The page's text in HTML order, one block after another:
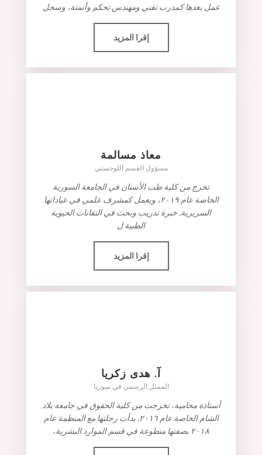
عمل بعدها كمدرب تقني ومهندس تحكم وأتمتة، وسجل
إقرا المزيد
معاذ مسالمة
مسؤول القسم اللوجستي
تخرج من كلية طب الأسنان في الجامعة السورية
الخاصة عام ٢٠١٩، ويعمل كمشرف علمي في عياداتها
السريرية. خبرة تدريب وبحث في التقانات الحيوية
الطبية ل
إقرا المزيد
آ. هدى زكريا
الممثل الرسمي في سوريا
أستاذة محامية، تخرجت من كلية الحقوق في جامعة بلاد
الشام الخاصة عام ٢٠١٦. بدأت رحلتها مع المنظمة عام
٢٠١٨ بصفتها متطوعة في قسم الموارد البشرية،